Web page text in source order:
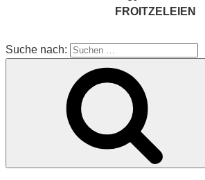
FROITZELEIEN
Suche nach: